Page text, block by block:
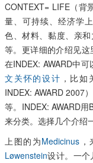
CONTEXT= LIFE（背
量、可持续、经济学
色、材料、黏度、亲
等。更详细的介绍见
在INDEX: AWARD中
文关怀的设计 ，比
INDEX: AWARD 2007
等。INDEX: AWARD
来分类。选择几个介绍
上图的为Medicinus
Løwenstein设计。一个